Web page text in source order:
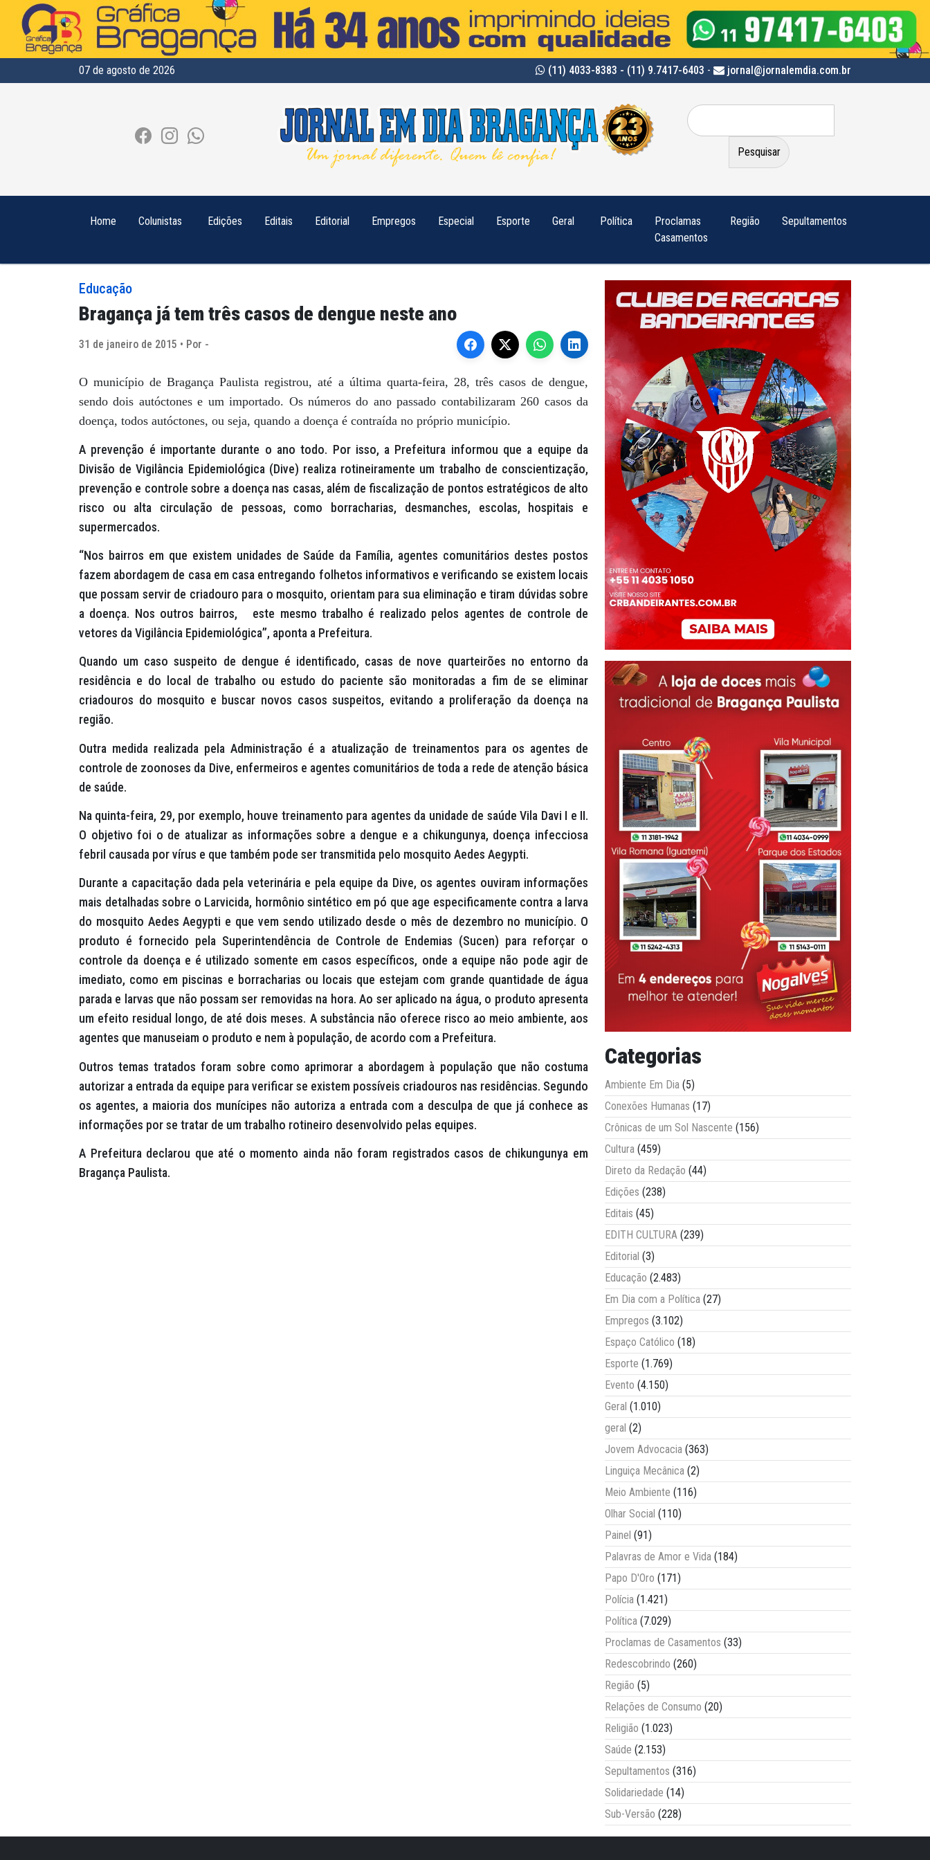
07 de agosto de 2026 (11) 4033-8383 - (11) 9.7417-6403 - jornal@jornalemdia.com.br
Pesquisar
por:
Home Colunistas Edições Editais Editorial Empregos Especial Esporte Geral Política
Proclamas
Casamentos
Região Sepultamentos
Educação
Bragança já tem três casos de dengue neste ano
31 de janeiro de 2015 • Por -
O município de Bragança Paulista registrou, até a última quarta-feira, 28, três casos de dengue,
sendo dois autóctones e um importado. Os números do ano passado contabilizaram 260 casos da
doença, todos autóctones, ou seja, quando a doença é contraída no próprio município.
A prevenção é importante durante o ano todo. Por isso, a Prefeitura informou que a equipe da
Divisão de Vigilância Epidemiológica (Dive) realiza rotineiramente um trabalho de conscientização,
prevenção e controle sobre a doença nas casas, além de fiscalização de pontos estratégicos de alto
risco ou alta circulação de pessoas, como borracharias, desmanches, escolas, hospitais e
supermercados.
“Nos bairros em que existem unidades de Saúde da Família, agentes comunitários destes postos
fazem abordagem de casa em casa entregando folhetos informativos e verificando se existem locais
que possam servir de criadouro para o mosquito, orientam para sua eliminação e tiram dúvidas sobre
a doença. Nos outros bairros, este mesmo trabalho é realizado pelos agentes de controle de
vetores da Vigilância Epidemiológica”, aponta a Prefeitura.
Quando um caso suspeito de dengue é identificado, casas de nove quarteirões no entorno da
residência e do local de trabalho ou estudo do paciente são monitoradas a fim de se eliminar
criadouros do mosquito e buscar novos casos suspeitos, evitando a proliferação da doença na
região.
Outra medida realizada pela Administração é a atualização de treinamentos para os agentes de
controle de zoonoses da Dive, enfermeiros e agentes comunitários de toda a rede de atenção básica
de saúde.
Na quinta-feira, 29, por exemplo, houve treinamento para agentes da unidade de saúde Vila Davi I e II.
O objetivo foi o de atualizar as informações sobre a dengue e a chikungunya, doença infecciosa
febril causada por vírus e que também pode ser transmitida pelo mosquito Aedes Aegypti.
Durante a capacitação dada pela veterinária e pela equipe da Dive, os agentes ouviram informações
mais detalhadas sobre o Larvicida, hormônio sintético em pó que age especificamente contra a larva
do mosquito Aedes Aegypti e que vem sendo utilizado desde o mês de dezembro no município. O
produto é fornecido pela Superintendência de Controle de Endemias (Sucen) para reforçar o
controle da doença e é utilizado somente em casos específicos, onde a equipe não pode agir de
imediato, como em piscinas e borracharias ou locais que estejam com grande quantidade de água
parada e larvas que não possam ser removidas na hora. Ao ser aplicado na água, o produto apresenta
um efeito residual longo, de até dois meses. A substância não oferece risco ao meio ambiente, aos
agentes que manuseiam o produto e nem à população, de acordo com a Prefeitura.
Outros temas tratados foram sobre como aprimorar a abordagem à população que não costuma
autorizar a entrada da equipe para verificar se existem possíveis criadouros nas residências. Segundo
os agentes, a maioria dos munícipes não autoriza a entrada com a desculpa de que já conhece as
informações por se tratar de um trabalho rotineiro desenvolvido pelas equipes.
A Prefeitura declarou que até o momento ainda não foram registrados casos de chikungunya em
Bragança Paulista.
Categorias
Ambiente Em Dia (5)
Conexões Humanas (17)
Crônicas de um Sol Nascente (156)
Cultura (459)
Direto da Redação (44)
Edições (238)
Editais (45)
EDITH CULTURA (239)
Editorial (3)
Educação (2.483)
Em Dia com a Política (27)
Empregos (3.102)
Espaço Católico (18)
Esporte (1.769)
Evento (4.150)
Geral (1.010)
geral (2)
Jovem Advocacia (363)
Linguiça Mecânica (2)
Meio Ambiente (116)
Olhar Social (110)
Painel (91)
Palavras de Amor e Vida (184)
Papo D'Oro (171)
Polícia (1.421)
Política (7.029)
Proclamas de Casamentos (33)
Redescobrindo (260)
Região (5)
Relações de Consumo (20)
Religião (1.023)
Saúde (2.153)
Sepultamentos (316)
Solidariedade (14)
Sub-Versão (228)